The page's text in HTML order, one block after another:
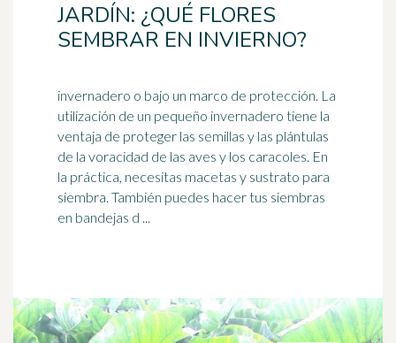
JARDÍN: ¿QUÉ FLORES
SEMBRAR EN INVIERNO?
invernadero o bajo un marco de protección. La
utilización de un pequeño invernadero tiene la
ventaja de proteger las semillas y las plántulas
de la voracidad de las aves y los caracoles. En
la práctica, necesitas macetas y sustrato para
siembra. También puedes hacer tus siembras
en bandejas d ...